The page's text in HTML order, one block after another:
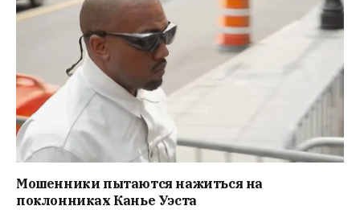
Мошенники пытаются нажиться на
поклонниках Канье Уэста